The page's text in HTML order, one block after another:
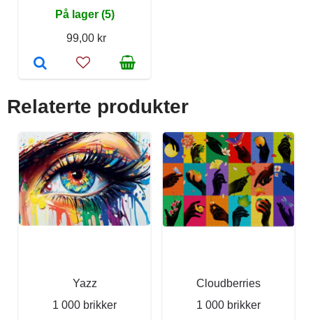
På lager (5)
99,00 kr
Relaterte produkter
Yazz
1 000 brikker
Cloudberries
1 000 brikker